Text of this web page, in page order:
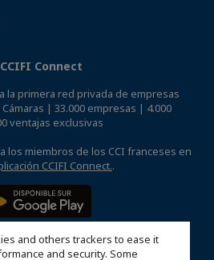
and others trackers to ease it
and security. Some
Connect
la primera red privada de empresas
| 33.000 empresas | 4.000
ventajas exclusivas
los miembros de los CCI franceses en
CCIFI Connect..